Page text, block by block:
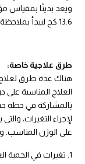
13.6 كج ليبدأ بملاحظة النتائج الإيجابية.
طرق علاجية خاصة:
هناك عدة طرق
العلاج المناسبة على
بالمشاركة في خطة
لإجراء التغيرات،
على الوزن المناسب.
تغيرات في الحمية